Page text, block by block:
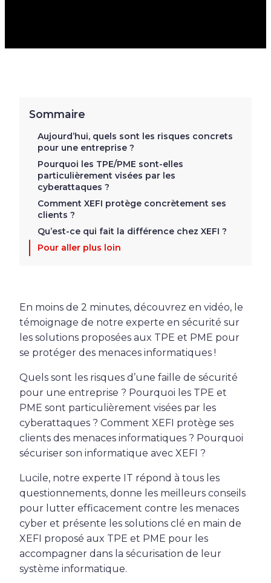
En moins de 2 minutes, découvrez en vidéo, le
témoignage de notre experte en sécurité sur
les solutions proposées aux TPE et PME pour
se protéger des menaces informatiques !
Quels sont les risques d’une faille de sécurité
pour une entreprise ? Pourquoi les TPE et
PME sont particulièrement visées par les
cyberattaques ? Comment XEFI protège ses
clients des menaces informatiques ? Pourquoi
sécuriser son informatique avec XEFI ?
Lucile, notre experte IT répond à tous les
questionnements, donne les meilleurs conseils
pour lutter efficacement contre les menaces
cyber et présente les solutions clé en main de
XEFI proposé aux TPE et PME pour les
accompagner dans la sécurisation de leur
système informatique.
Sommaire
Aujourd’hui, quels sont les risques concrets
pour une entreprise ?
Pourquoi les TPE/PME sont-elles
particulièrement visées par les
cyberattaques ?
Comment XEFI protège concrètement ses
clients ?
Qu’est-ce qui fait la différence chez XEFI ?
Pour aller plus loin